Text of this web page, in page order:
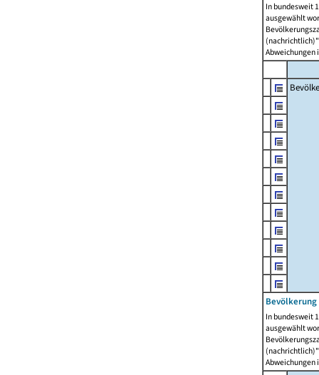
In bundesweit
ausgewählt
Abweichungen
In bundesweit
ausgewählt
Abweichungen